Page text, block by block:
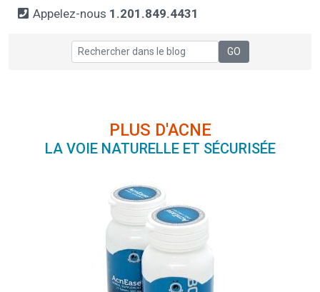
Appelez-nous 1.201.849.4431
PLUS D'ACNE
LA VOIE NATURELLE ET SÉCURISÉE